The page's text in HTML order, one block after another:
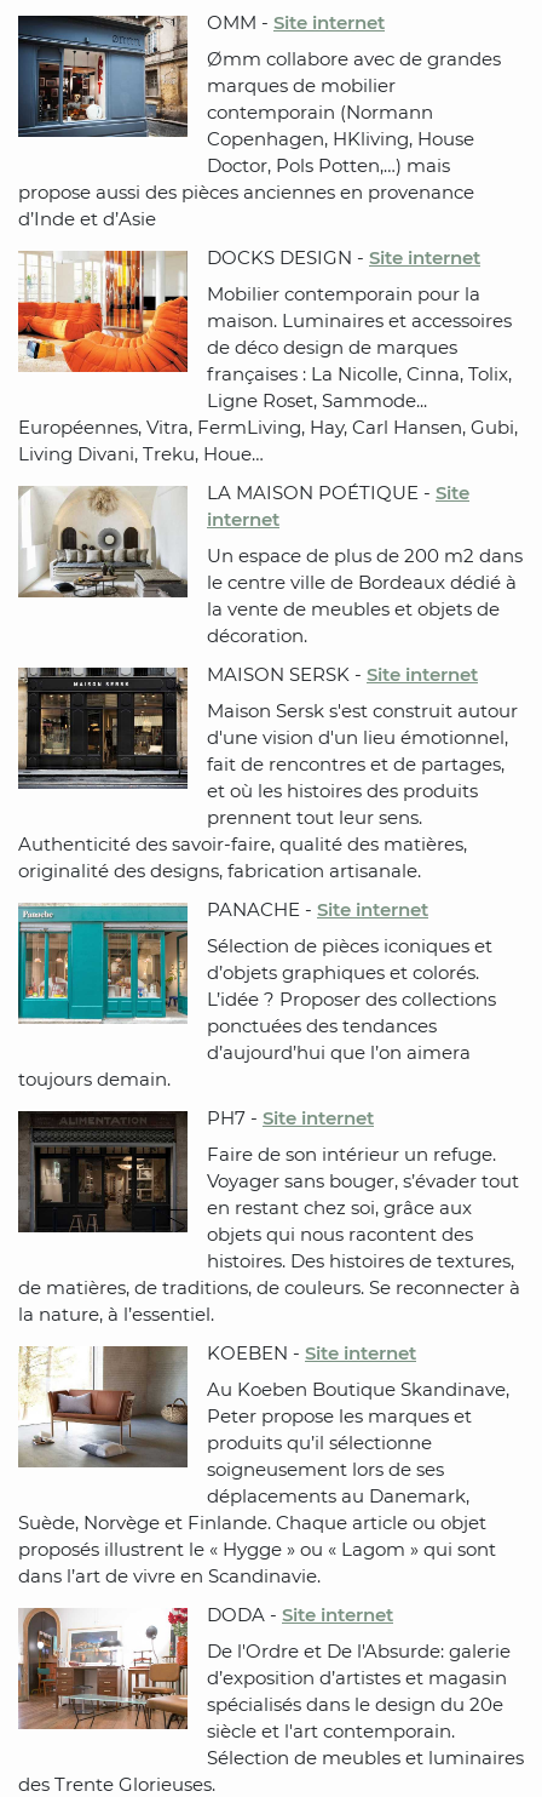
OMM - Site internet
Ømm collabore avec de grandes
marques de mobilier
contemporain (Normann
Copenhagen, HKliving, House
Doctor, Pols Potten,…) mais
propose aussi des pièces anciennes en provenance
d’Inde et d’Asie
DOCKS DESIGN - Site internet
Mobilier contemporain pour la
maison. Luminaires et accessoires
de déco design de marques
françaises : La Nicolle, Cinna, Tolix,
Ligne Roset, Sammode...
Européennes, Vitra, FermLiving, Hay, Carl Hansen, Gubi,
Living Divani, Treku, Houe…
LA MAISON POÉTIQUE - Site
internet
Un espace de plus de 200 m2 dans
le centre ville de Bordeaux dédié à
la vente de meubles et objets de
décoration.
MAISON SERSK - Site internet
Maison Sersk s'est construit autour
d'une vision d'un lieu émotionnel,
fait de rencontres et de partages,
et où les histoires des produits
prennent tout leur sens.
Authenticité des savoir-faire, qualité des matières,
originalité des designs, fabrication artisanale.
PANACHE - Site internet
Sélection de pièces iconiques et
d’objets graphiques et colorés.
L’idée ? Proposer des collections
ponctuées des tendances
d’aujourd’hui que l’on aimera
toujours demain.
PH7 - Site internet
Faire de son intérieur un refuge.
Voyager sans bouger, s’évader tout
en restant chez soi, grâce aux
objets qui nous racontent des
histoires. Des histoires de textures,
de matières, de traditions, de couleurs. Se reconnecter à
la nature, à l’essentiel.
KOEBEN - Site internet
Au Koeben Boutique Skandinave,
Peter propose les marques et
produits qu’il sélectionne
soigneusement lors de ses
déplacements au Danemark,
Suède, Norvège et Finlande. Chaque article ou objet
proposés illustrent le « Hygge » ou « Lagom » qui sont
dans l’art de vivre en Scandinavie.
DODA - Site internet
De l'Ordre et De l'Absurde: galerie
d’exposition d’artistes et magasin
spécialisés dans le design du 20e
siècle et l'art contemporain.
Sélection de meubles et luminaires
des Trente Glorieuses.